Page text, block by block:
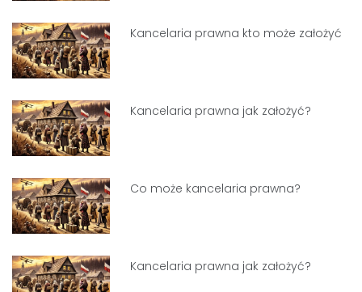
Kancelaria prawna kto może założyć
Kancelaria prawna jak założyć?
Co może kancelaria prawna?
Kancelaria prawna jak założyć?